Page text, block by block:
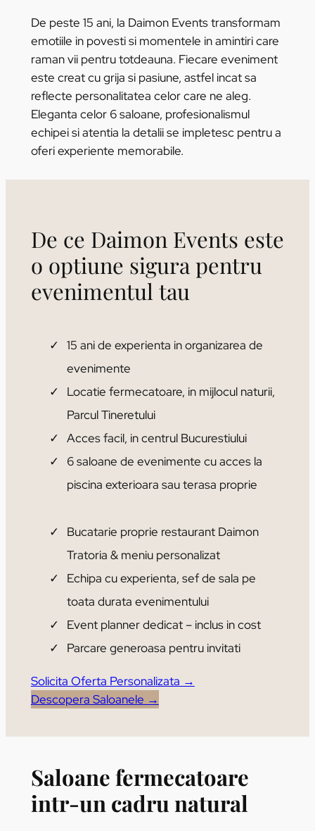
De peste 15 ani, la Daimon Events transformam
emotiile in povesti si momentele in amintiri care
raman vii pentru totdeauna. Fiecare eveniment
este creat cu grija si pasiune, astfel incat sa
reflecte personalitatea celor care ne aleg.
Eleganta celor 6 saloane, profesionalismul
echipei si atentia la detalii se impletesc pentru a
oferi experiente memorabile.
De ce Daimon Events este
o optiune sigura pentru
evenimentul tau
15 ani de experienta in organizarea de
evenimente
Locatie fermecatoare, in mijlocul naturii,
Parcul Tineretului
Acces facil, in centrul Bucurestiului
6 saloane de evenimente cu acces la
piscina exterioara sau terasa proprie
Bucatarie proprie restaurant Daimon
Tratoria & meniu personalizat
Echipa cu experienta, sef de sala pe
toata durata evenimentului
Event planner dedicat – inclus in cost
Parcare generoasa pentru invitati
Solicita Oferta Personalizata →
Descopera Saloanele →
Saloane fermecatoare
intr-un cadru natural